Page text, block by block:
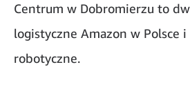
Centrum w Dobromierzu to
logistyczne Amazon w Polsce
robotyczne.